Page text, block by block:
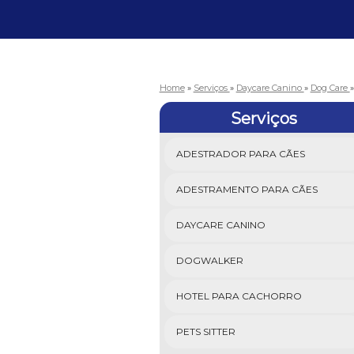
Home » Serviços » Daycare Canino » Dog Care
Serviços
ADESTRADOR PARA CÃES
ADESTRAMENTO PARA CÃES
DAYCARE CANINO
DOGWALKER
HOTEL PARA CACHORRO
PETS SITTER